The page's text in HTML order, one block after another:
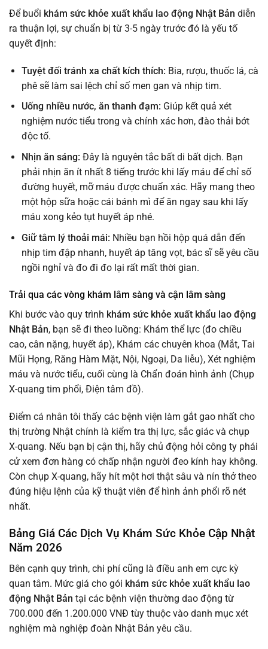
Để buổi khám sức khỏe xuất khẩu lao động Nhật Bản diễn
ra thuận lợi, sự chuẩn bị từ 3-5 ngày trước đó là yếu tố
quyết định:
Tuyệt đối tránh xa chất kích thích: Bia, rượu, thuốc lá, cà
phê sẽ làm sai lệch chỉ số men gan và nhịp tim.
Uống nhiều nước, ăn thanh đạm: Giúp kết quả xét
nghiệm nước tiểu trong và chính xác hơn, đào thải bớt
độc tố.
Nhịn ăn sáng: Đây là nguyên tắc bất di bất dịch. Bạn
phải nhịn ăn ít nhất 8 tiếng trước khi lấy máu để chỉ số
đường huyết, mỡ máu được chuẩn xác. Hãy mang theo
một hộp sữa hoặc cái bánh mì để ăn ngay sau khi lấy
máu xong kẻo tụt huyết áp nhé.
Giữ tâm lý thoải mái: Nhiều bạn hồi hộp quá dẫn đến
nhịp tim đập nhanh, huyết áp tăng vọt, bác sĩ sẽ yêu cầu
ngồi nghỉ và đo đi đo lại rất mất thời gian.
Trải qua các vòng khám lâm sàng và cận lâm sàng
Khi bước vào quy trình khám sức khỏe xuất khẩu lao động
Nhật Bản, bạn sẽ đi theo luồng: Khám thể lực (đo chiều
cao, cân nặng, huyết áp), Khám các chuyên khoa (Mắt, Tai
Mũi Họng, Răng Hàm Mặt, Nội, Ngoại, Da liễu), Xét nghiệm
máu và nước tiểu, cuối cùng là Chẩn đoán hình ảnh (Chụp
X-quang tim phổi, Điện tâm đồ).
Điểm cá nhân tôi thấy các bệnh viện làm gắt gao nhất cho
thị trường Nhật chính là kiểm tra thị lực, sắc giác và chụp
X-quang. Nếu bạn bị cận thị, hãy chủ động hỏi công ty phái
cử xem đơn hàng có chấp nhận người đeo kính hay không.
Còn chụp X-quang, hãy hít một hơi thật sâu và nín thở theo
đúng hiệu lệnh của kỹ thuật viên để hình ảnh phổi rõ nét
nhất.
Bảng Giá Các Dịch Vụ Khám Sức Khỏe Cập Nhật
Năm 2026
Bên cạnh quy trình, chi phí cũng là điều anh em cực kỳ
quan tâm. Mức giá cho gói khám sức khỏe xuất khẩu lao
động Nhật Bản tại các bệnh viện thường dao động từ
700.000 đến 1.200.000 VNĐ tùy thuộc vào danh mục xét
nghiệm mà nghiệp đoàn Nhật Bản yêu cầu.